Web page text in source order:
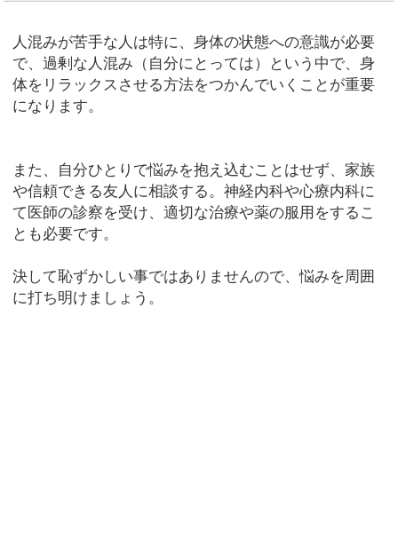
人混みが苦手な人は特に、身体の状態への意識が必要
で、過剰な人混み（自分にとっては）という中で、身
体をリラックスさせる方法をつかんでいくことが重要
になります。
また、自分ひとりで悩みを抱え込むことはせず、家族
や信頼できる友人に相談する。神経内科や心療内科に
て医師の診察を受け、適切な治療や薬の服用をするこ
とも必要です。
決して恥ずかしい事ではありませんので、悩みを周囲
に打ち明けましょう。